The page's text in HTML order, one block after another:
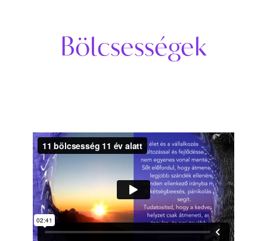
Bölcsességek